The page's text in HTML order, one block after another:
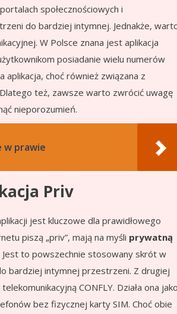
społecznościowych i
do bardziej intymnej. Jednakże,
W Polsce znana jest aplikacja
posiadanie wielu numerów
choć również związana z
też, zawsze warto zwrócić uwagę
nieporozumień.
w prawie
Priv
jest kluczowe dla prawidłowego
piszą „priv”, mają na myśli prywatną
to powszechnie stosowany skrót w
bardziej intymnej przestrzeni. Z drugiej
CONFLY. Działa ona
bez fizycznej karty SIM. Choć obie